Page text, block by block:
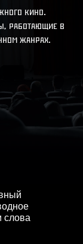
кино.
работающие в
жанрах.
слова